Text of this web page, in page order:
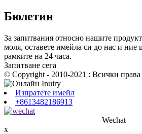
Бюлетин
За запитвания относно нашите
моля, оставете имейла си до нас и ние
рамките на 24 часа.
Запитване сега
© Copyright - 2010-2021 : Всички права
Изпратете имейл
+8613482186913
Wechat
x